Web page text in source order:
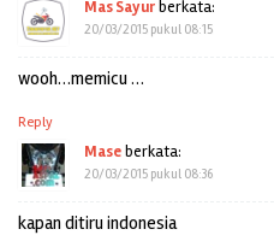
Mas Sayurberkata:
20/03/2015 pukul 08:15
wooh…memicu …
Reply
Maseberkata:
20/03/2015 pukul 08:36
kapan ditiru indonesia